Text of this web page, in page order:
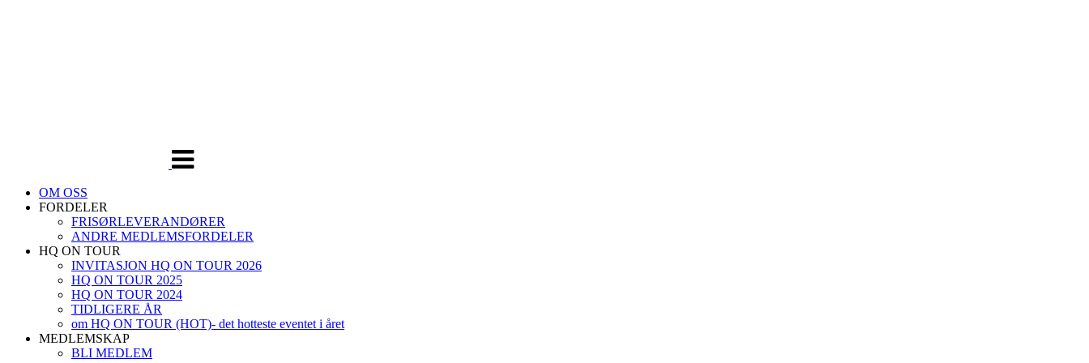
OM OSS
FORDELER
FRISØRLEVERANDØRER
ANDRE MEDLEMSFORDELER
HQ ON TOUR
INVITASJON HQ ON TOUR 2026
HQ ON TOUR 2025
HQ ON TOUR 2024
TIDLIGERE ÅR
om HQ ON TOUR (HOT)- det hotteste eventet i året
MEDLEMSKAP
BLI MEDLEM